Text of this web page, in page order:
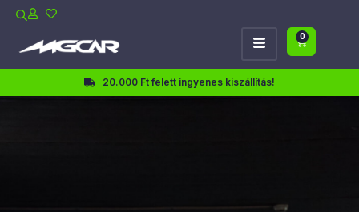
0
20.000 Ft felett ingyenes kiszállítás!